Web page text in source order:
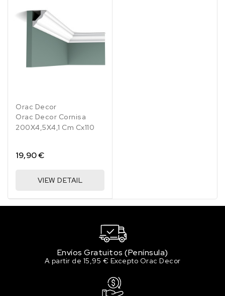
Orac Decor
Orac Decor Cornisa
200X4,5X4,1 Cm Cx110
19,90 €
VIEW DETAIL
Envíos Gratuitos (Península)
A partir de 15,95 € Excepto Orac Decor